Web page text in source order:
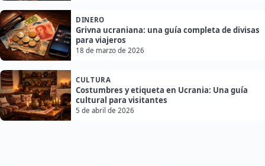
DINERO
Grivna ucraniana: una guía completa de divisas
para viajeros
18 de marzo de 2026
CULTURA
Costumbres y etiqueta en Ucrania: Una guía
cultural para visitantes
5 de abril de 2026